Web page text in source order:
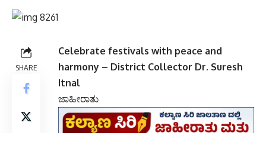
SHARE
Celebrate festivals with peace and
harmony – District Collector Dr. Suresh
Itnal
ಜಾಹೀರಾತು